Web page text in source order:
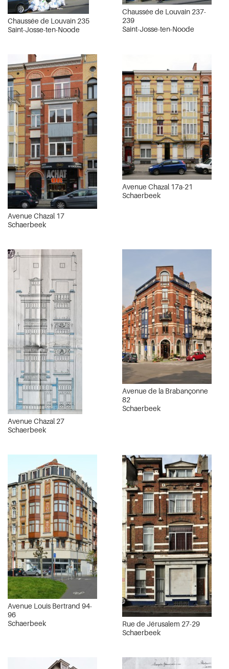
Chaussée de Louvain 235
Saint-Josse-ten-Noode
Chaussée de Louvain 237-
239
Saint-Josse-ten-Noode
Avenue Chazal 17
Schaerbeek
Avenue Chazal 17a-21
Schaerbeek
Avenue Chazal 27
Schaerbeek
Avenue de la Brabançonne
82
Schaerbeek
Avenue Louis Bertrand 94-
96
Schaerbeek
Rue de Jérusalem 27-29
Schaerbeek